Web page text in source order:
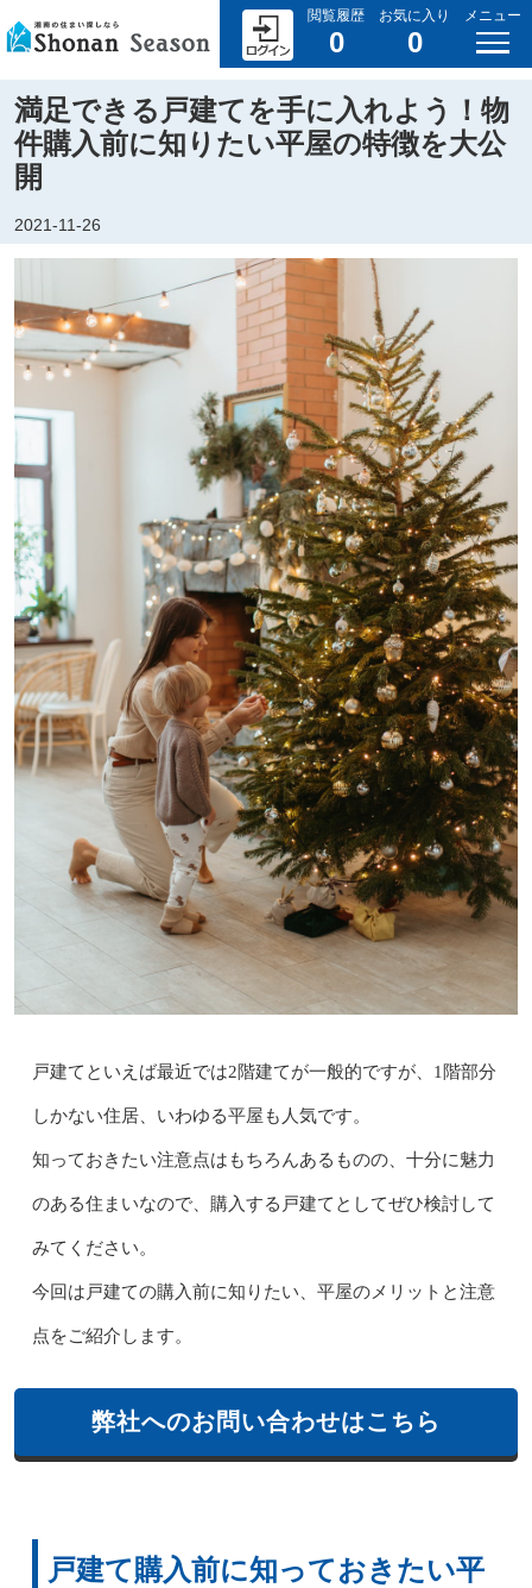
閲覧履歴
0
お気に入り
0
メニュー
満足できる戸建てを手に入れよう！物
件購入前に知りたい平屋の特徴を大公
開
2021-11-26
戸建てといえば最近では2階建てが一般的ですが、1階部分
しかない住居、いわゆる平屋も人気です。
知っておきたい注意点はもちろんあるものの、十分に魅力
のある住まいなので、購入する戸建てとしてぜひ検討して
みてください。
今回は戸建ての購入前に知りたい、平屋のメリットと注意
点をご紹介します。
弊社へのお問い合わせはこちら
戸建て購入前に知っておきたい平